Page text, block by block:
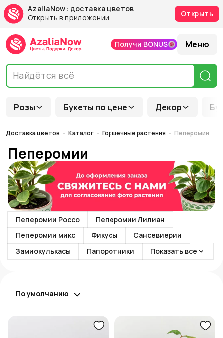
AzaliaNow: доставка цветов
Открыть в приложении
Открыть
Розы Букеты по цене Декор
Получи BONUS Меню
Доставка цветов Каталог Горшечные растения Пеперомии
Пеперомии
Пеперомии Россо
Пеперомии Лилиан
Пеперомии микс
Фикусы
Сансевиерии
Замиокулькасы
Папоротники Показать все
По умолчанию